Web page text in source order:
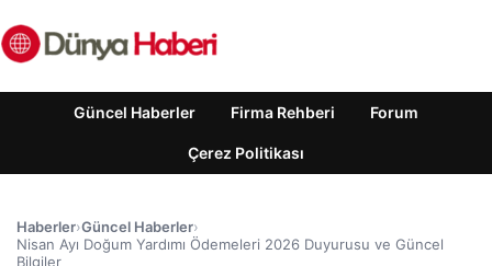
Güncel Haberler Firma Rehberi Forum
Çerez Politikası
Haberler›Güncel Haberler›
Nisan Ayı Doğum Yardımı Ödemeleri 2026 Duyurusu ve Güncel
Bilgiler